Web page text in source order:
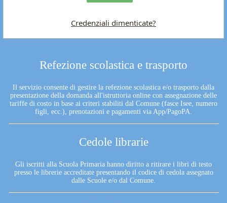
Refezione scolastica e trasporto
Il servizio consente di gestire la refezione scolastica e/o trasporto dalla
presentazione della domanda all'istruttoria online con assegnazione delle
tariffe di costo in base ai criteri stabiliti dal Comune (fasce Isee, numero
figli, ecc.), prenotazioni e pagamenti via App/PagoPA.
Cedole librarie
Gli iscritti alla Scuola Primaria hanno diritto a ritirare i libri di testo
presso le librerie accreditate presentando il codice di cedola assegnato
dalle Scuole e/o dal Comune.
Credenziali dimenticate?